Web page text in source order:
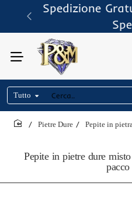
Spedizione
Tutto
Cerca..
Pepite in pietre dure
Pietre Dure Pepite in